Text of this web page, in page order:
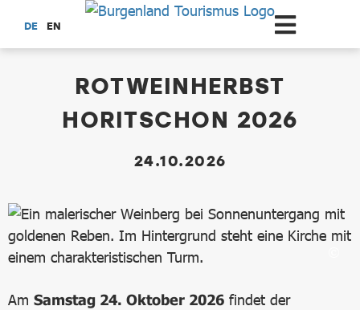
Zum Hauptinhalt springen
DE EN
ROTWEINHERBST
HORITSCHON 2026
24.10.2026
Am Samstag 24. Oktober 2026 findet der